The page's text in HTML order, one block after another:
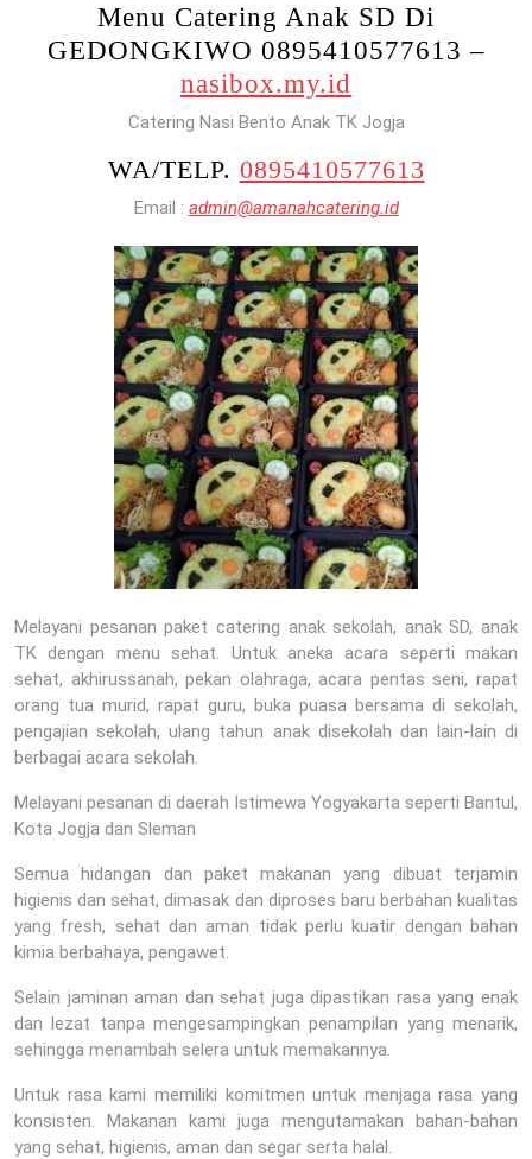
Menu Catering Anak SD Di
GEDONGKIWO 0895410577613 –
nasibox.my.id
Catering Nasi Bento Anak TK Jogja
WA/TELP. 0895410577613
Email : admin@amanahcatering.id
Melayani pesanan paket catering anak sekolah, anak SD, anak
TK dengan menu sehat. Untuk aneka acara seperti makan
sehat, akhirussanah, pekan olahraga, acara pentas seni, rapat
orang tua murid, rapat guru, buka puasa bersama di sekolah,
pengajian sekolah, ulang tahun anak disekolah dan lain-lain di
berbagai acara sekolah.
Melayani pesanan di daerah Istimewa Yogyakarta seperti Bantul,
Kota Jogja dan Sleman
Semua hidangan dan paket makanan yang dibuat terjamin
higienis dan sehat, dimasak dan diproses baru berbahan kualitas
yang fresh, sehat dan aman tidak perlu kuatir dengan bahan
kimia berbahaya, pengawet.
Selain jaminan aman dan sehat juga dipastikan rasa yang enak
dan lezat tanpa mengesampingkan penampilan yang menarik,
sehingga menambah selera untuk memakannya.
Untuk rasa kami memiliki komitmen untuk menjaga rasa yang
konsisten. Makanan kami juga mengutamakan bahan-bahan
yang sehat, higienis, aman dan segar serta halal.